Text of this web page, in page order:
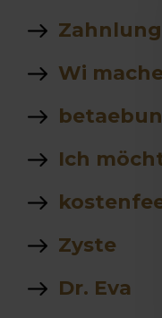
Wi
Ich
Zyste
Dr. Eva